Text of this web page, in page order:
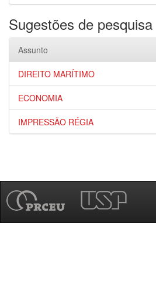
Sugestões de pesquisa
Assunto
DIREITO MARÍTIMO
ECONOMIA
IMPRESSÃO RÉGIA